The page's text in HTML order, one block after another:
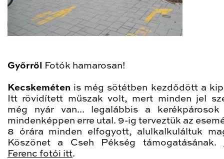
Győrről Fotók hamarosan!
Kecskeméten is még sötétben kezdődött a
Itt rövidített műszak volt, mert minden jel
még nyár van... legalábbis a kerékpárosok
mindenképpen erre utal. 9-ig terveztük az
8 órára minden elfogyott, alulkalkuláltuk
Köszönet a Cseh Pékség támogatásának.
Ferenc fotói itt.